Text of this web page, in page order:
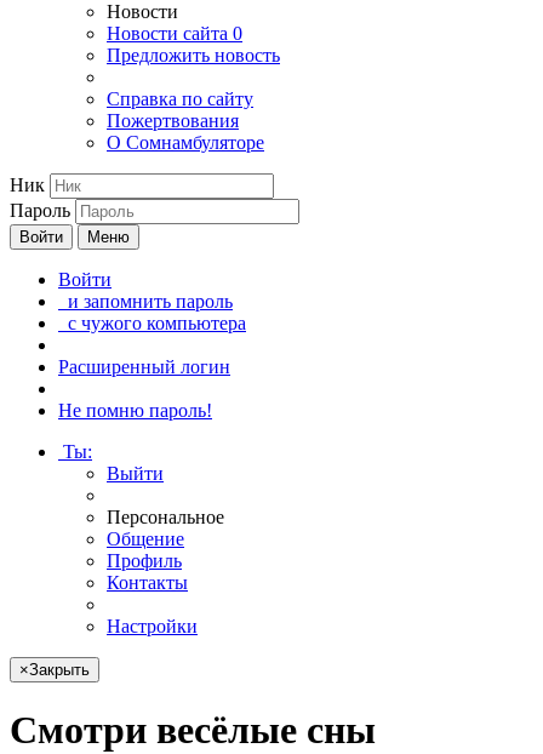
Новости
Новости сайта 0
Предложить новость
Справка по сайту
Пожертвования
О Сомнамбуляторе
Ник
Пароль
Войти Меню
Войти
и запомнить пароль
с чужого компьютера
Расширенный логин
Не помню пароль!
Ты:
Выйти
Персональное
Общение
Профиль
Контакты
Настройки
×Закрыть
Смотри весёлые сны